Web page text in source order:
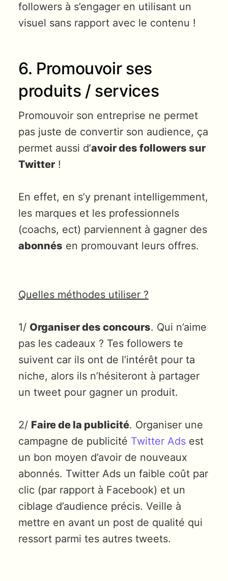
followers à s’engager en utilisant un
visuel sans rapport avec le contenu !
6. Promouvoir ses
produits / services
Promouvoir son entreprise ne permet
pas juste de convertir son audience, ça
permet aussi d’avoir des followers sur
Twitter !
En effet, en s’y prenant intelligemment,
les marques et les professionnels
(coachs, ect) parviennent à gagner des
abonnés en promouvant leurs offres.
Quelles méthodes utiliser ?
1/ Organiser des concours. Qui n’aime
pas les cadeaux ? Tes followers te
suivent car ils ont de l’intérêt pour ta
niche, alors ils n’hésiteront à partager
un tweet pour gagner un produit.
2/ Faire de la publicité. Organiser une
campagne de publicité Twitter Ads est
un bon moyen d’avoir de nouveaux
abonnés. Twitter Ads un faible coût par
clic (par rapport à Facebook) et un
ciblage d’audience précis. Veille à
mettre en avant un post de qualité qui
ressort parmi tes autres tweets.